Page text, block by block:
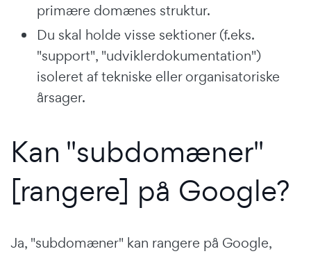
primære domænes struktur.
Du skal holde visse sektioner (f.eks.
"support", "udviklerdokumentation")
isoleret af tekniske eller organisatoriske
årsager.
Kan "subdomæner"
[rangere] på Google?
Ja, "subdomæner" kan rangere på Google,